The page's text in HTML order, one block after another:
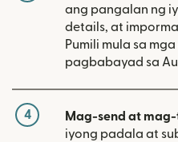
ang pangalan ng
details, at
Pumili mula sa
pagbabayad sa
4 Mag-send at
iyong padala at